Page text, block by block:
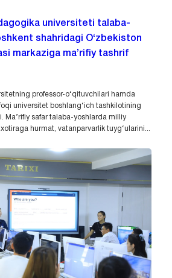
universiteti talaba-
shahridagi O‘zbekiston
markaziga ma’rifiy tashrif
professor-o‘qituvchilari hamda
universitet boshlang‘ich tashkilotining
Ma’rifiy safar talaba-yoshlarda milliy
hurmat, vatanparvarlik tuyg‘ularini...